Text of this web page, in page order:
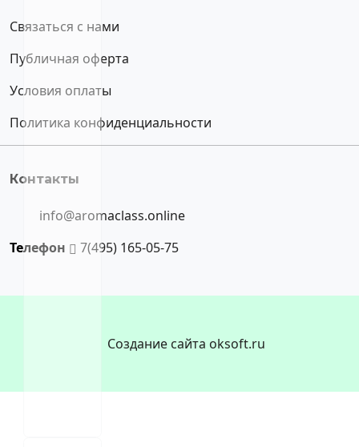
Связаться с нами
Публичная оферта
Условия оплаты
Политика конфиденциальности
Контакты
info@aromaclass.online
Телефон
7(495) 165-05-75
Создание сайта oksoft.ru